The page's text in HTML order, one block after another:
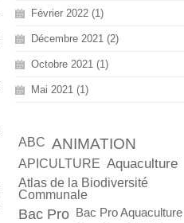
Février 2022 (1)
Décembre 2021 (2)
Octobre 2021 (1)
Mai 2021 (1)
ABC ANIMATION
APICULTURE Aquaculture
Atlas de la Biodiversité
Communale
Bac Pro Bac Pro Aquaculture